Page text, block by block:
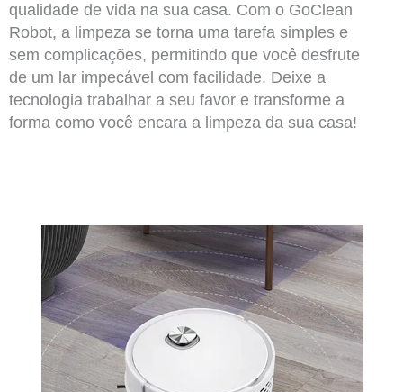
qualidade de vida na sua casa. Com o GoClean
Robot, a limpeza se torna uma tarefa simples e
sem complicações, permitindo que você desfrute
de um lar impecável com facilidade. Deixe a
tecnologia trabalhar a seu favor e transforme a
forma como você encara a limpeza da sua casa!